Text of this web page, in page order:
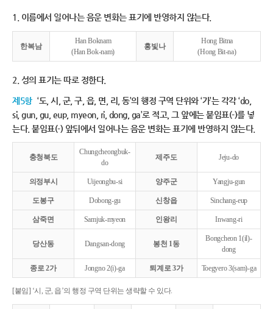
1. 이름에서 일어나는 음운 변화는 표기에 반영하지 않는다.
한복남
Han Boknam
(Han Bok-nam)
홍빛나
Hong Bitna
(Hong Bit-na)
2. 성의 표기는 따로 정한다.
제5항 ‘도, 시, 군, 구, 읍, 면, 리, 동’의 행정 구역 단위와 ‘가’는 각각 ‘do,
si, gun, gu, eup, myeon, ri, dong, ga’로 적고, 그 앞에는 붙임표(-)를 넣
는다. 붙임표(-) 앞뒤에서 일어나는 음운 변화는 표기에 반영하지 않는다.
충청북도
Chungcheongbuk-
do
제주도 Jeju-do
의정부시 Uijeongbu-si 양주군 Yangju-gun
도봉구 Dobong-gu 신창읍 Sinchang-eup
삼죽면 Samjuk-myeon 인왕리 Inwang-ri
당산동 Dangsan-dong 봉천 1동
Bongcheon 1(il)-
dong
종로 2가 Jongno 2(i)-ga 퇴계로 3가 Toegyero 3(sam)-ga
[붙임] ‘시, 군, 읍’의 행정 구역 단위는 생략할 수 있다.